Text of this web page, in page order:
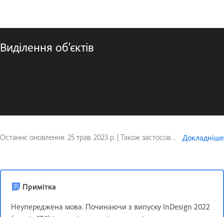
Виділення об’єктів
Останнє оновлення: 25 трав. 2023 р. | Також застосовується до Adobe InDesign CS6 Докладніше
Примітка
Неупереджена мова. Починаючи з випуску InDesign 2022